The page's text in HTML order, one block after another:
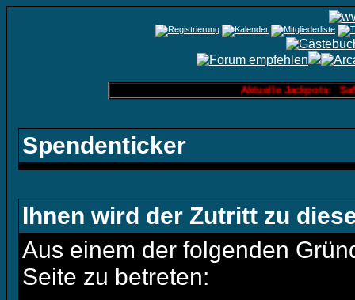
Aktuelle Jackpots:
Spendenticker
Ihnen wird der Zutritt zu
Aus einem der folgenden
Seite zu betreten: